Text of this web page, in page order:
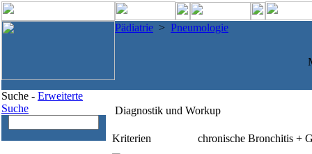
Pädiatrie > Pneumologie
Suche - Erweiterte
Suche
Diagnostik und Workup
Kriterien chronische Bronchitis +